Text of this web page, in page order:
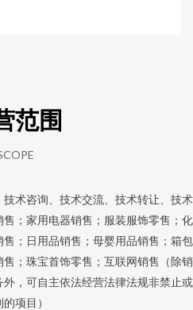
范围
术咨询、技术交流、技术转让、技术
；家用电器销售；服装服饰零售；化
；日用品销售；母婴用品销售；箱包
；珠宝首饰零售；互联网销售（除销
，可自主依法经营法律法规非禁止或
项目）